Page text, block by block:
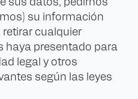
su información
cualquier
haya presentado para
legal y otros
según las leyes